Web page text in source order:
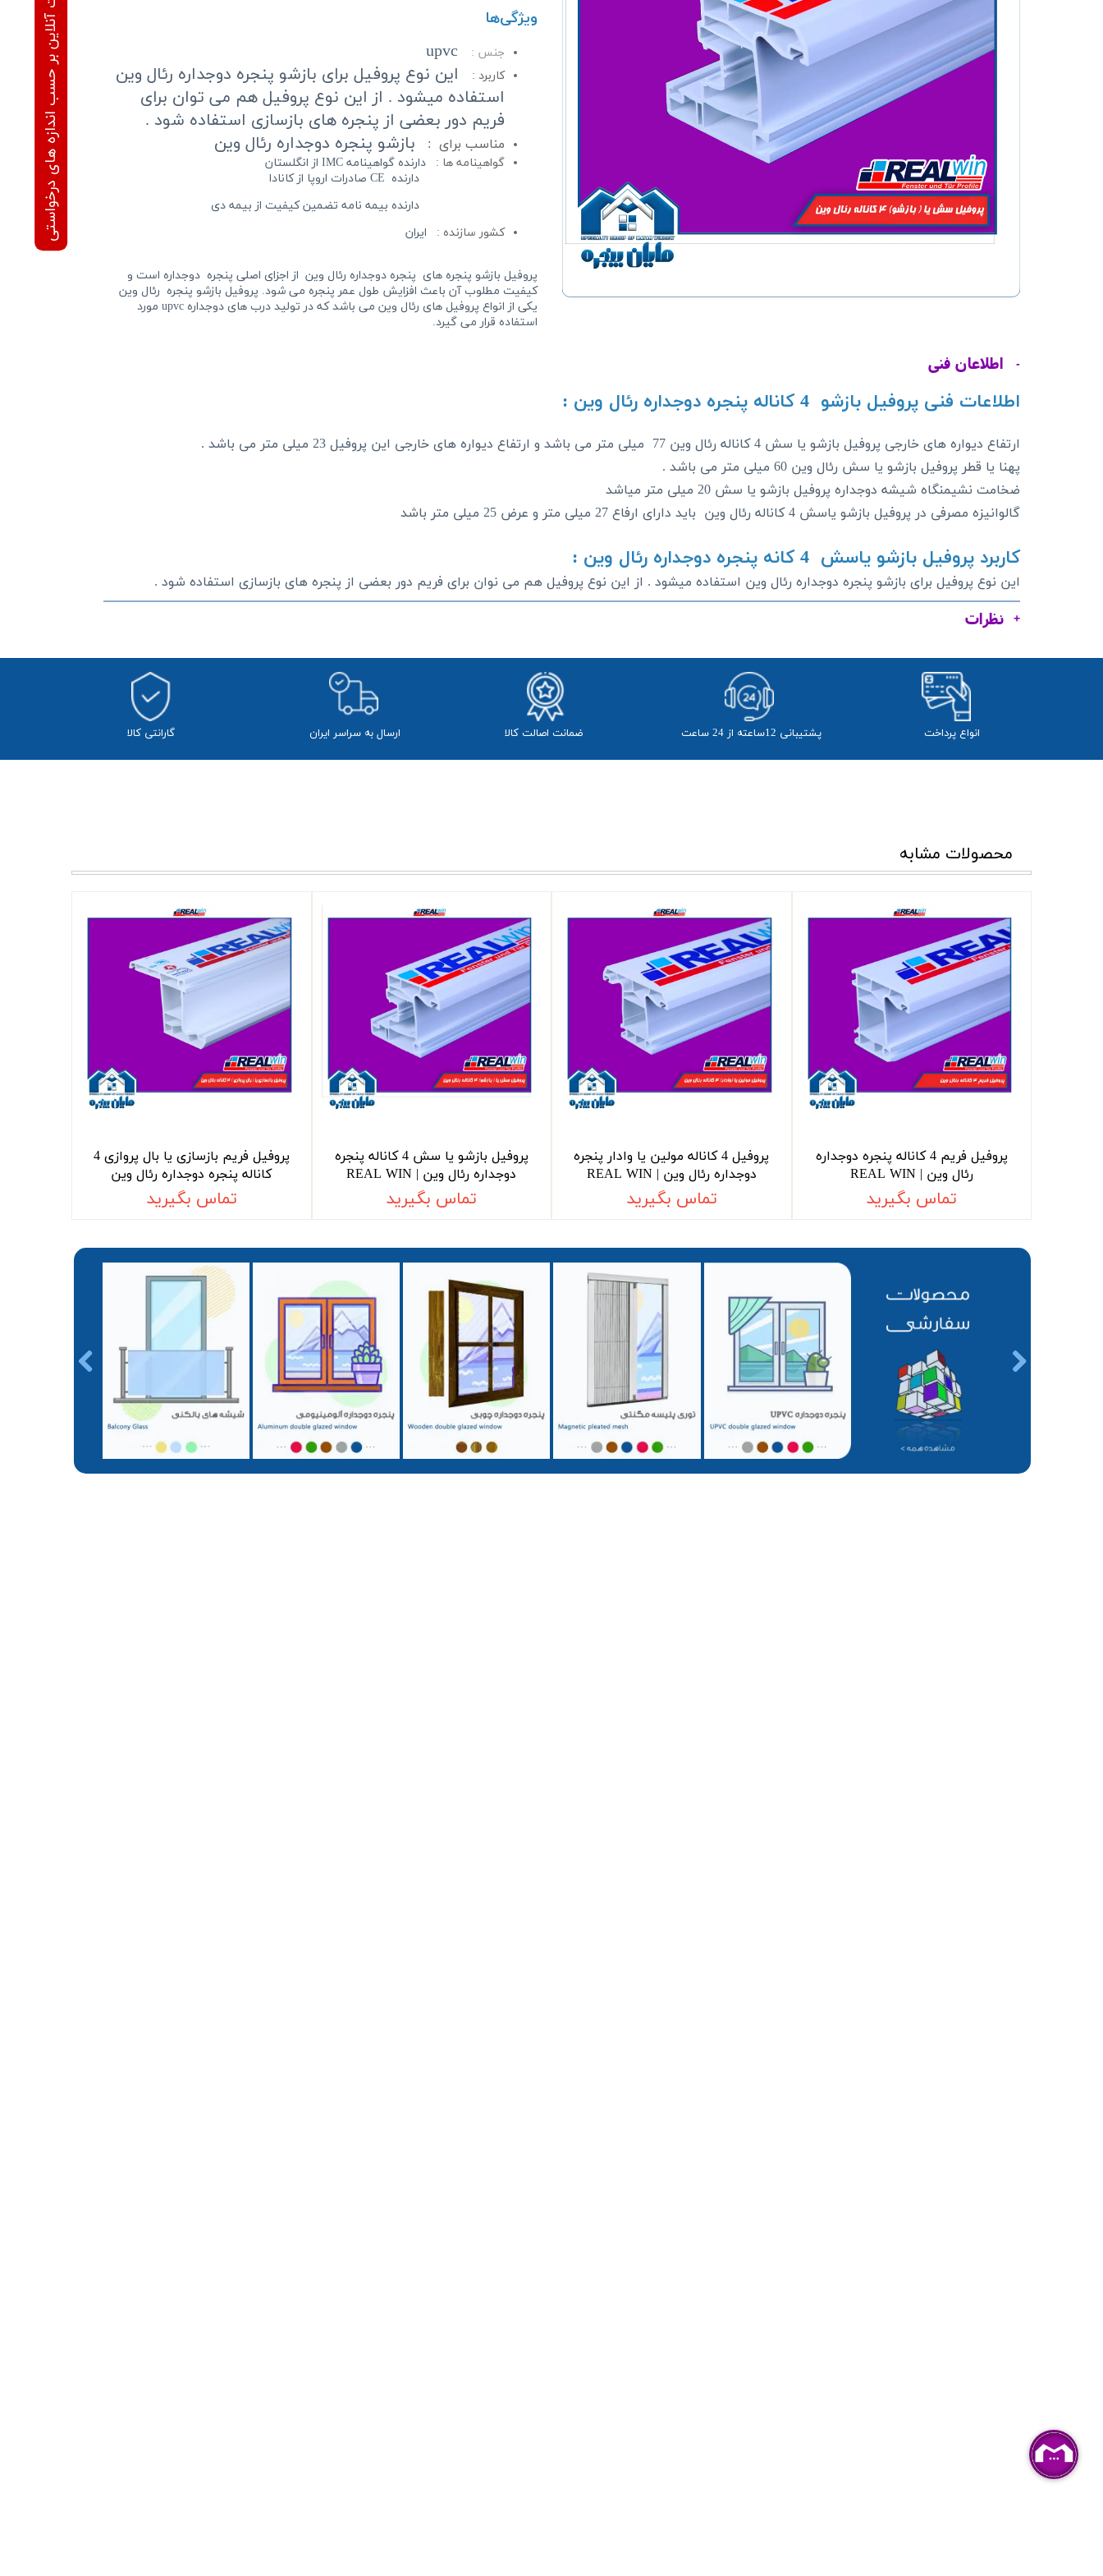
ویژگی‌ها
جنس : upvc
کاربرد :
این نوع پروفیل برای بازشو پنجره دوجداره رئال وین
استفاده میشود . از این نوع پروفیل هم می توان برای
فریم دور بعضی از پنجره های بازسازی استفاده شود .
مناسب برای : بازشو پنجره دوجداره رئال وین
گواهینامه ها :دارنده گواهینامه IMC از انگلستان
دارنده CE صادرات اروپا از کانادا
دارنده بیمه نامه تضمین کیفیت از بیمه دی
کشور سازنده : ایران
پروفیل بازشو پنجره های پنجره دوجداره رئال وین از اجزای اصلی پنجره دوجداره است و
کیفیت مطلوب آن باعث افزایش طول عمر پنجره می شود. پروفیل بازشو پنجره رئال وین
یکی از انواع پروفیل های رئال وین می باشد که در تولید درب های دوجداره upvc مورد
استفاده قرار می گیرد.
اطلاعان فنی
اطلاعات فنی پروفیل بازشو 4 کاناله پنجره دوجداره رئال وین :
ارتفاع دیواره های خارجی پروفیل بازشو یا سش 4 کاناله رئال وین 77 میلی متر می باشد و ارتفاع دیواره های خارجی این پروفیل 23 میلی متر می باشد .
پهنا یا قطر پروفیل بازشو یا سش رئال وین 60 میلی متر می باشد .
ضخامت نشیمنگاه شیشه دوجداره پروفیل بازشو یا سش 20 میلی متر میاشد
گالوانیزه مصرفی در پروفیل بازشو یاسش 4 کاناله رئال وین باید دارای ارفاع 27 میلی متر و عرض 25 میلی متر باشد
کاربرد پروفیل بازشو یاسش 4 کانه پنجره دوجداره رئال وین :
این نوع پروفیل برای بازشو پنجره دوجداره رئال وین استفاده میشود . از این نوع پروفیل هم می نوان برای فریم دور بعضی از پنجره های بازسازی استفاده شود .
نظرات
محاسبه قیمت آنلاین بر حسب اندازه های درخواستی
انواع پرداخت پشتیبانی 12ساعته از 24 ساعت ضمانت اصالت کالا ​ارسال به سراسر ایران ​​گارانتی کالا
محصولات مشابه
پروفیل فریم 4 کاناله پنجره دوجداره
رئال وین | REAL WIN
تماس بگیرید
پروفیل 4 کاناله مولین یا وادار پنجره
دوجداره رئال وین | REAL WIN
تماس بگیرید
پروفیل بازشو یا سش 4 کاناله پنجره
دوجداره رئال وین | REAL WIN
تماس بگیرید
پروفیل فریم بازسازی یا بال پروازی 4
کاناله پنجره دوجداره رئال وین
تماس بگیرید